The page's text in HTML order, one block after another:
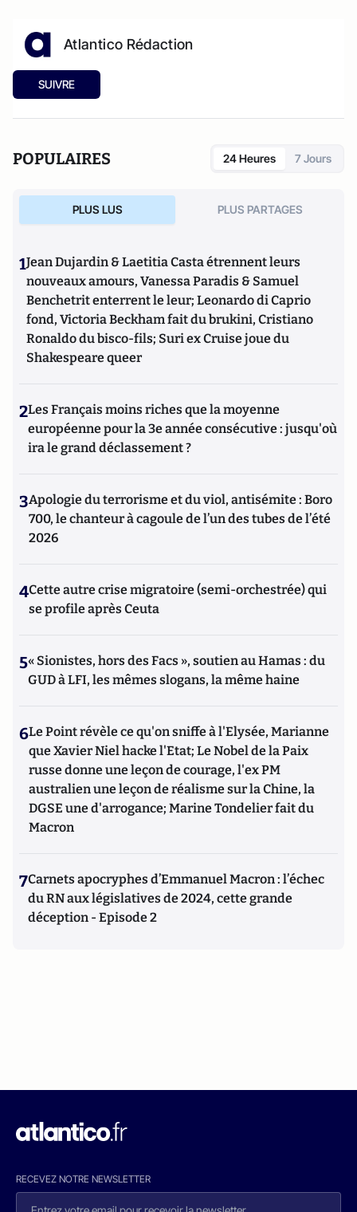
Atlantico Rédaction
SUIVRE
POPULAIRES 24 Heures 7 Jours
PLUS LUS PLUS PARTAGES
1Jean Dujardin & Laetitia Casta étrennent leurs
nouveaux amours, Vanessa Paradis & Samuel
Benchetrit enterrent le leur; Leonardo di Caprio
fond, Victoria Beckham fait du brukini, Cristiano
Ronaldo du bisco-fils; Suri ex Cruise joue du
Shakespeare queer
2Les Français moins riches que la moyenne
européenne pour la 3e année consécutive : jusqu'où
ira le grand déclassement ?
3Apologie du terrorisme et du viol, antisémite : Boro
700, le chanteur à cagoule de l’un des tubes de l’été
2026
4Cette autre crise migratoire (semi-orchestrée) qui
se profile après Ceuta
5« Sionistes, hors des Facs », soutien au Hamas : du
GUD à LFI, les mêmes slogans, la même haine
6Le Point révèle ce qu'on sniffe à l'Elysée, Marianne
que Xavier Niel hacke l'Etat; Le Nobel de la Paix
russe donne une leçon de courage, l'ex PM
australien une leçon de réalisme sur la Chine, la
DGSE une d'arrogance; Marine Tondelier fait du
Macron
7Carnets apocryphes d’Emmanuel Macron : l’échec
du RN aux législatives de 2024, cette grande
déception - Episode 2
RECEVEZ NOTRE NEWSLETTER